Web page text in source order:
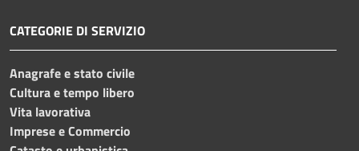
CATEGORIE DI SERVIZIO
Anagrafe e stato civile
Cultura e tempo libero
Vita lavorativa
Imprese e Commercio